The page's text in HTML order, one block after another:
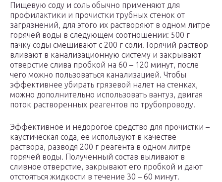
Пищевую соду и соль обычно применяют для
профилактики и прочистки трубных стенок от
загрязнений, для этого их растворяют в одном литре
горячей воды в следующем соотношении: 500 г
пачку соды смешивают с 200 г соли. Горячий раствор
вливают в канализационную систему и закрывают
отверстие слива пробкой на 60 – 120 минут, после
чего можно пользоваться канализацией. Чтобы
эффективнее убирать грязевой налет на стенках,
можно дополнительно использовать вантуз, двигая
поток растворенных реагентов по трубопроводу.
Эффективное и недорогое средство для прочистки –
каустическая сода, ее используют в качестве
раствора, разводя 200 г реагента в одном литре
горячей воды. Полученный состав выливают в
сливное отверстие, закрывают его пробкой и дают
отстояться жидкости в течение 30 – 60 минут.